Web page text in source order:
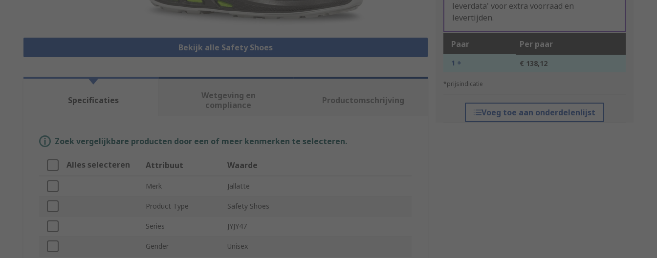
Bekijk alle Safety Shoes
leverdata' voor extra voorraad en
levertijden.
Paar Per paar
1 + € 138,12
*prijsindicatie
Voeg toe aan onderdelenlijst
Specificaties
Wetgeving en
compliance
Productomschrijving
Zoek vergelijkbare producten door een of meer kenmerken te selecteren.
Alles selecteren Attribuut Waarde
Merk Jallatte
Product Type Safety Shoes
Series JYJY47
Gender Unisex